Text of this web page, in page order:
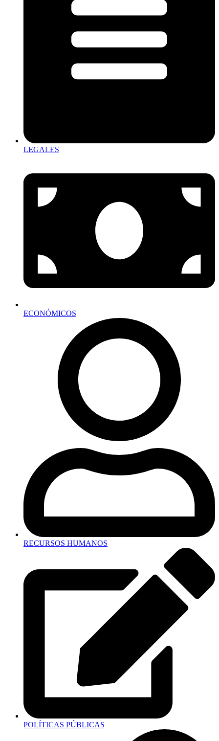
LEGALES
ECONÓMICOS
RECURSOS HUMANOS
POLÍTICAS PÚBLICAS